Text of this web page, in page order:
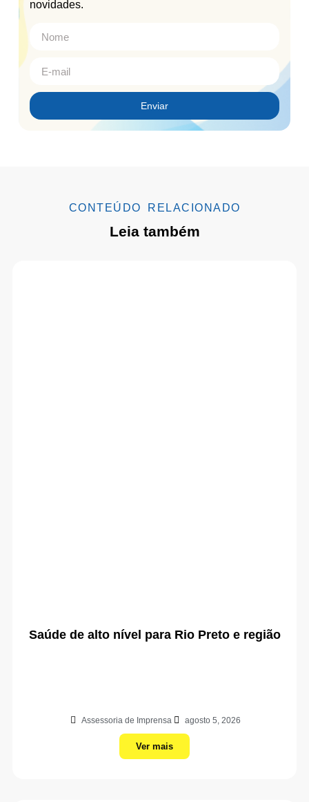
novidades.
Enviar
CONTEÚDO RELACIONADO
Leia também
Saúde de alto nível para Rio Preto e região
Assessoria de Imprensa agosto 5, 2026
Ver mais